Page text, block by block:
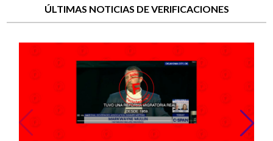
ÚLTIMAS NOTICIAS DE VERIFICACIONES